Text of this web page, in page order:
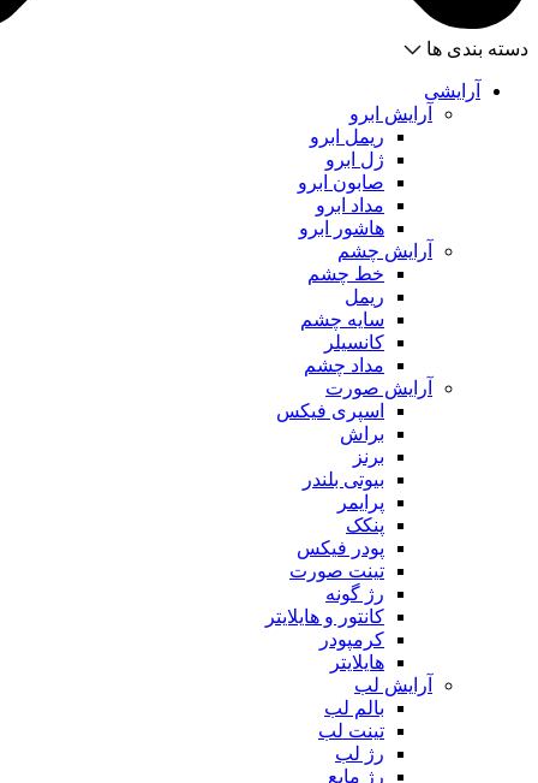
دسته بندی ها
آرایشی
آرایش ابرو
ریمل ابرو
ژل ابرو
صابون ابرو
مداد ابرو
هاشور ابرو
آرایش چشم
خط چشم
ریمل
سایه چشم
کانسیلر
مداد چشم
آرایش صورت
اسپری فیکس
براش
برنز
بیوتی بلندر
پرایمر
پنکک
پودر فیکس
تینت صورت
رژ گونه
کانتور و هایلایتر
کرمپودر
هایلایتر
آرایش لب
بالم لب
تینت لب
رژ لب
رژ مایع